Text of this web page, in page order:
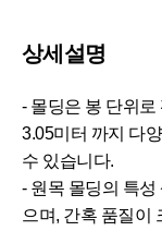
상세설명
- 몰딩은 봉 단위로
3.05미터 까지 다
수 있습니다.
- 원목 몰딩의 특
으며, 간혹 품질이